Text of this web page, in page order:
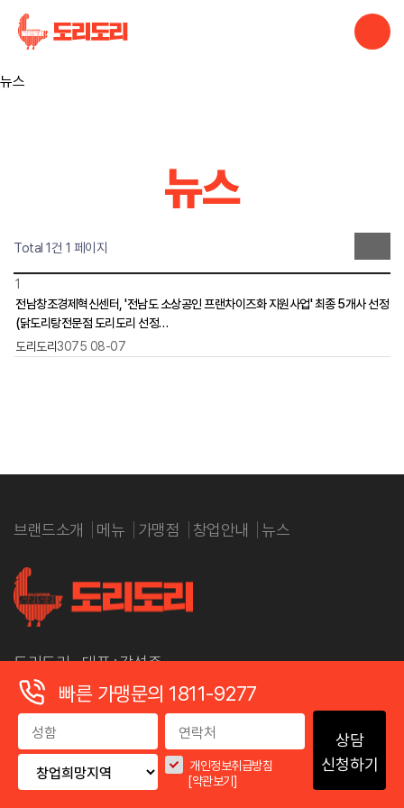
뉴스
뉴스
Total 1건 1 페이지
1
전남창조경제혁신센터, '전남도 소상공인 프랜차이즈화 지원사업' 최종 5개사 선정
(닭도리탕전문점 도리도리 선정…
도리도리3075 08-07
빠른 가맹문의 1811-9277
개인정보취급방침
[약관보기]
상담
신청하기
브랜드소개 메뉴 가맹점 창업안내 뉴스
도리도리 대표 : 강성준
본사주소 : 전라남도 나주시 배멧1길 42, 1동 111호
고객지원 및 창업문의 : 1811-9277
사업자등록번호: 455-61-00424
제휴문의 : gsj5790@naver.com